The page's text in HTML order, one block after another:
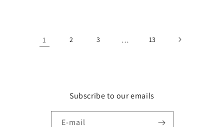
1 2 3 … 13
Subscribe to our emails
E-mail